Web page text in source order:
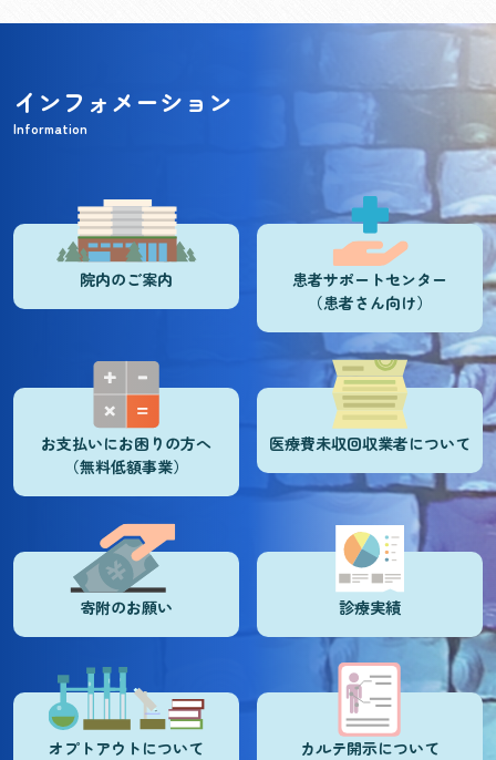
インフォメーション
Information
院内のご案内
患者サポートセンター
（患者さん向け）
お支払いにお困りの方へ
（無料低額事業）
医療費未収回収業者について
寄附のお願い 診療実績
オプトアウトについて カルテ開示について